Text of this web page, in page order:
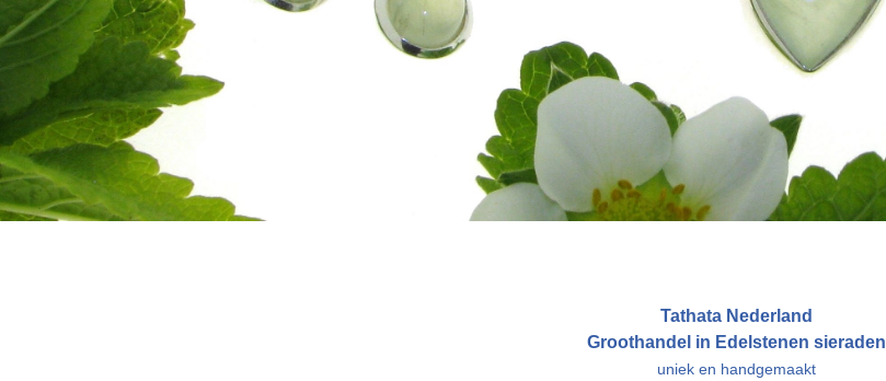
Tathata Nederland
Groothandel in Edelstenen sieraden
uniek en handgemaakt